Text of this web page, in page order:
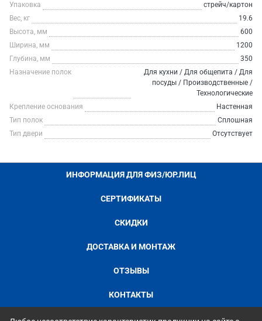
Упаковка
стрейч/картон
Вес, кг
19.6
Высота, мм
600
Ширина, мм
1200
Глубина, мм
350
Назначение полок
Для кухни / Для общепита / Для
посуды / Производственные /
Технологические
Крепление основания
Настенная
Тип полок
Сплошная
Тип двери
Отсутствует
ИНФОРМАЦИЯ ДЛЯ ФИЗ/ЮР.ЛИЦ
СЕРТИФИКАТЫ
СКИДКИ
ДОСТАВКА И МОНТАЖ
ОТЗЫВЫ
КОНТАКТЫ